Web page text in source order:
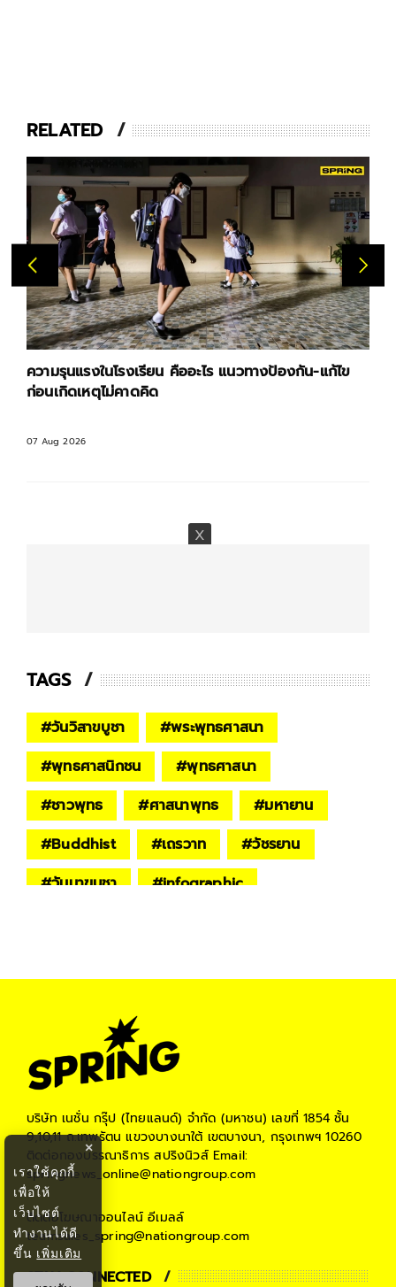
RELATED
ความรุนแรงในโรงเรียน คืออะไร แนวทางป้องกัน-แก้ไข
ก่อนเกิดเหตุไม่คาดคิด
07 Aug 2026
TAGS
#วันวิสาขบูชา #พระพุทธศาสนา
#พุทธศาสนิกชน #พุทธศาสนา
#ชาวพุทธ #ศาสนาพุทธ #มหายาน
#Buddhist #เถรวาท #วัชรยาน
#วันมาฆบูชา​ #infographic
บริษัท เนชั่น กรุ๊ป (ไทยแลนด์) จำกัด (มหาชน) เลขที่ 1854 ชั้น
9,10,11 ถ.เทพรัตน แขวงบางนาใต้ เขตบางนา, กรุงเทพฯ 10260
ติดต่อกองบรรณาธิการ สปริงนิวส์Email:
springnews_online@nationgroup.com
ติดต่อโฆษณาออนไลน์ อีเมลล์
teamsales_spring@nationgroup.com
STAY CONNECTED
×
เราใช้คุกกี้
เพื่อให้
เว็บไซต์
ทำงานได้ดี
ขึ้น เพิ่มเติม